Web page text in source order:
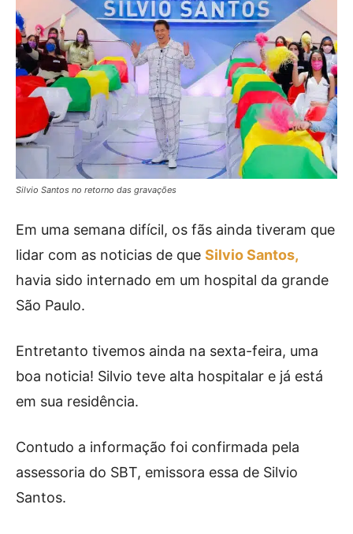
Silvio Santos no retorno das gravações
Em uma semana difícil, os fãs ainda tiveram que
lidar com as noticias de que Silvio Santos,
havia sido internado em um hospital da grande
São Paulo.
Entretanto tivemos ainda na sexta-feira, uma
boa noticia! Silvio teve alta hospitalar e já está
em sua residência.
Contudo a informação foi confirmada pela
assessoria do SBT, emissora essa de Silvio
Santos.